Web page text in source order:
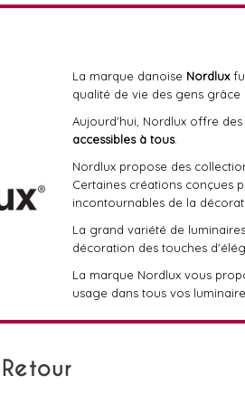
La marque danoise Nordlux
qualité de vie des gens grâce
Aujourd'hui, Nordlux offre
accessibles à tous.
Nordlux propose des
Certaines créations conçues
incontournables de la
La grand variété de
décoration des touches
La marque Nordlux vous
usage dans tous vos